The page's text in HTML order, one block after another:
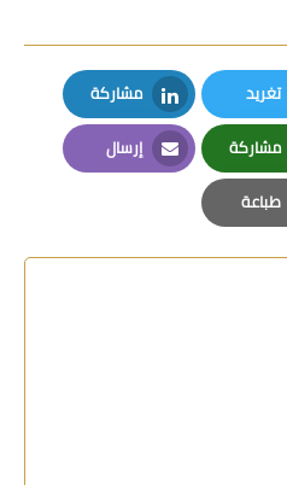
تغريد
Twitter
مشاركة
LinkedIn
مشاركة
Whatsapp
إرسال
Email
طباعة
Print